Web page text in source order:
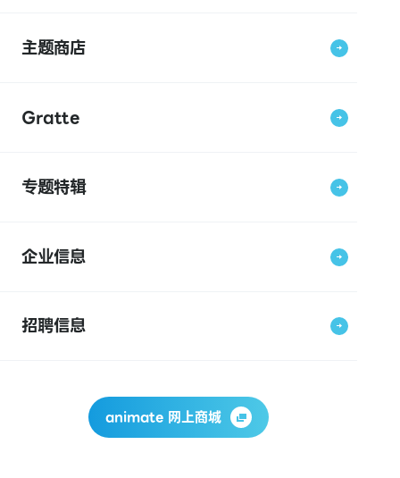
主题商店
Gratte
专题特辑
企业信息
招聘信息
animate 网上商城